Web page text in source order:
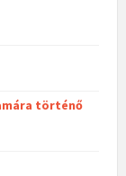
történő